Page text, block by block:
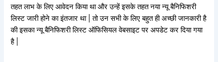
तहत लाभ के लिए आवेदन किया था और उन्हें इसके तहत नया न्यू बैनिफिशरी
लिस्ट जारी होने का इंतजार था | तो उन सभी के लिए बहुत ही अच्छी जानकारी है
की इसका न्यू बैनिफिशरी लिस्ट ऑफिसियल वेबसाइट पर अपडेट कर दिया गया
है |